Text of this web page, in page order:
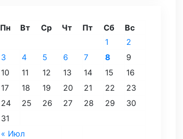
Пн Вт Ср Чт Пт Сб Вс
« Июл
1
2
3
4 5 6 7 8
9
10
11 12 13 14 15
16
17
18 19 20 21 22
23
24
25 26 27 28 29
30
31